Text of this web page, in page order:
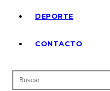
DEPORTE
CONTACTO